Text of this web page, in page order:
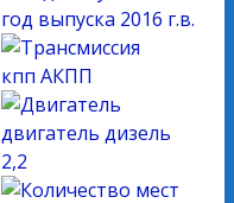
год выпуска 2016 г.в.
кпп АКПП
двигатель дизель
2,2